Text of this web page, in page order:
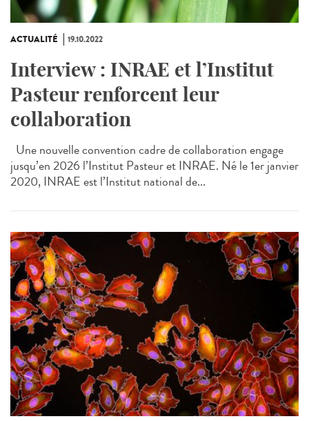
ACTUALITÉ 19.10.2022
Interview : INRAE et l’Institut
Pasteur renforcent leur
collaboration
Une nouvelle convention cadre de collaboration engage
jusqu’en 2026 l’Institut Pasteur et INRAE. Né le 1er janvier
2020, INRAE est l’Institut national de...